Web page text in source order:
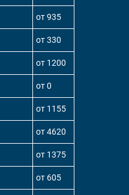
от 935
от 330
от 1200
от 0
от 1155
от 4620
от 1375
от 605